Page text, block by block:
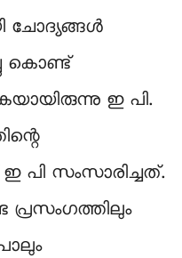
ചോദ്യങ്ങൾ
കൊണ്ട്
ഇ പി.
പി സംസാരിച്ചത്.
പ്രസംഗത്തിലും